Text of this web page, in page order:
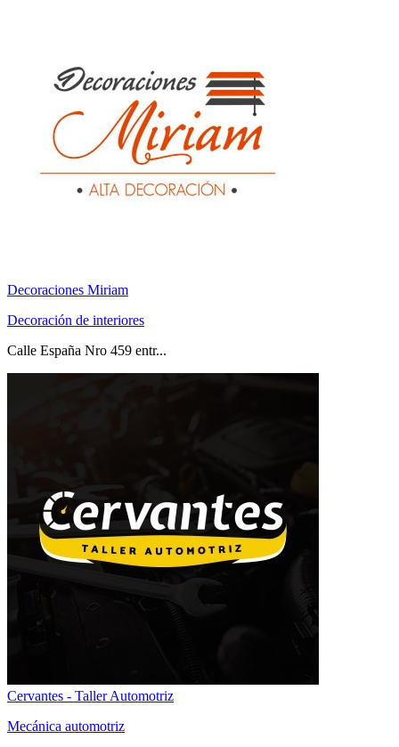
Decoraciones Miriam
Decoración de interiores
Calle España Nro 459 entr...
Cervantes - Taller Automotriz
Mecánica automotriz